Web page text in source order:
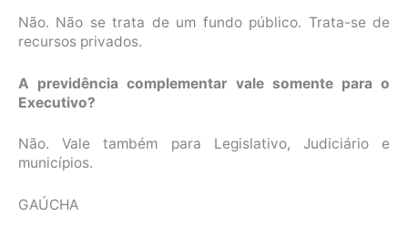
Não. Não se trata de um fundo público. Trata-se de
recursos privados.
A previdência complementar vale somente para o
Executivo?
Não. Vale também para Legislativo, Judiciário e
municípios.
GAÚCHA